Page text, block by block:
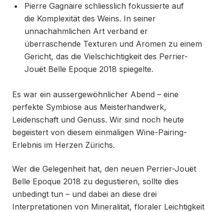
Pierre Gagnaire schliesslich fokussierte auf
die Komplexität des Weins. In seiner
unnachahmlichen Art verband er
überraschende Texturen und Aromen zu einem
Gericht, das die Vielschichtigkeit des Perrier-
Jouët Belle Epoque 2018 spiegelte.
Es war ein aussergewöhnlicher Abend – eine
perfekte Symbiose aus Meisterhandwerk,
Leidenschaft und Genuss. Wir sind noch heute
begeistert von diesem einmaligen Wine-Pairing-
Erlebnis im Herzen Zürichs.
Wer die Gelegenheit hat, den neuen Perrier-Jouët
Belle Epoque 2018 zu degustieren, sollte dies
unbedingt tun – und dabei an diese drei
Interpretationen von Mineralität, floraler Leichtigkeit